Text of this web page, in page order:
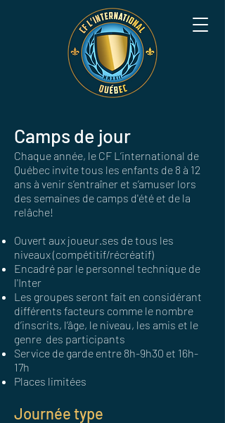
Camps de jour
Chaque année, le CF L’international de
Québec invite tous les enfants de 8 à 12
ans à venir s’entraîner et s’amuser lors
des semaines de camps d'été et de la
relâche!
Ouvert aux joueur.ses de tous les
niveaux (compétitif/récréatif)
Encadré par le personnel technique de
l'Inter
Les groupes seront fait en considérant
différents facteurs comme le nombre
d’inscrits, l’âge, le niveau, les amis et le
genre des participants
Service de garde entre 8h-9h30 et 16h-
17h
Places limitées
Journée type